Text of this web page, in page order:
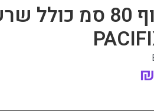
שק איגרוף 80 סמ
₪